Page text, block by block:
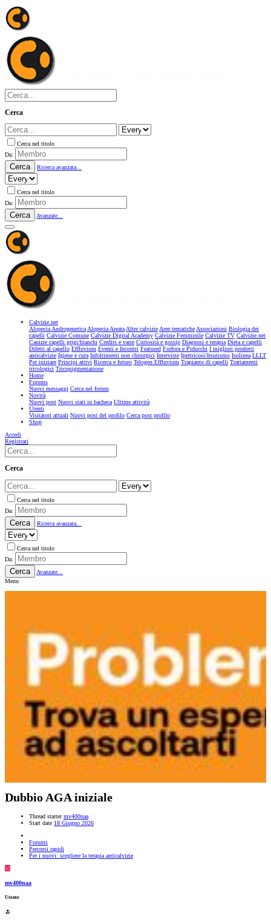
Cerca
Cerca nel titolo
Da:
Cerca Ricerca avanzata...
Cerca nel titolo
Da:
Cerca Avanzate...
Calvizie.net
Alopecia AndrogeneticaAlopecia AreataAltre calvizieAree tematicheAssociazioni Biologia dei
capelli Calvizie Comune Calvizie Digital Academy Calvizie Femminile Calvizie TV Calvizie.net
Canizie capelli grigi/bianchi Credits e varie Curiosità e gossip Diagnosi e terapia Dieta e capelli
Difetti al capello Effluvium Eventi e Incontri Featured Forfora e Pidocchi I migliori prodotti
anticalvizie Igiene e cura Infoltimenti non chirurgici Interviste Ipertricosi/Irsutismo Isolinea LLLT
Per iniziare Principi attivi Ricerca e futuro Telogen Effluvium Trapianto di capelli Trattamenti
tricologici Tricopigmentazione
Home
Forums
Nuovi messaggi Cerca nel forum
Novità
Nuovi post Nuovi stati in bacheca Ultime attività
Utenti
Visitatori attuali Nuovi post del profilo Cerca post profilo
Shop
Accedi
Registrati
Cerca
Cerca nel titolo
Da:
Cerca Ricerca avanzata...
Cerca nel titolo
Da:
Cerca
Avanzate...
Menu
Dubbio AGA iniziale
Thread starter mv400naa
Start date 18 Giugno 2026
Forums
Percorsi rapidi
Per i nuovi: scegliere la terapia anticalvizie
M
mv400naa
Utente